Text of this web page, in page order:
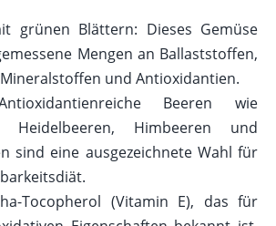
grünen Blättern: Dieses Gemüse
Mengen an Ballaststoffen,
und Antioxidantien.
Beeren wie
Heidelbeeren, Himbeeren und
sind eine ausgezeichnete Wahl für
Tocopherol (Vitamin E), das für